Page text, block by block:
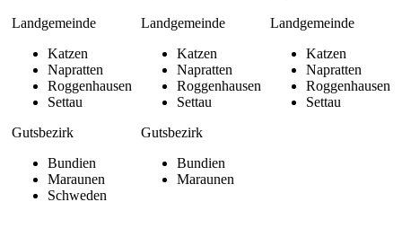
Landgemeinde
Katzen
Napratten
Roggenhausen
Settau
Gutsbezirk
Bundien
Maraunen
Schweden
Landgemeinde
Katzen
Napratten
Roggenhausen
Settau
Gutsbezirk
Bundien
Maraunen
Landgemeinde
Katzen
Napratten
Roggenhausen
Settau